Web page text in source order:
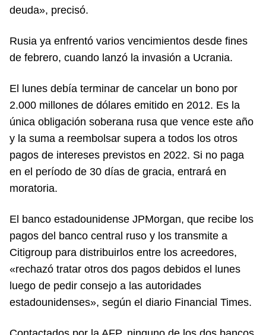
deuda», precisó.
Rusia ya enfrentó varios vencimientos desde fines
de febrero, cuando lanzó la invasión a Ucrania.
El lunes debía terminar de cancelar un bono por
2.000 millones de dólares emitido en 2012. Es la
única obligación soberana rusa que vence este año
y la suma a reembolsar supera a todos los otros
pagos de intereses previstos en 2022. Si no paga
en el período de 30 días de gracia, entrará en
moratoria.
El banco estadounidense JPMorgan, que recibe los
pagos del banco central ruso y los transmite a
Citigroup para distribuirlos entre los acreedores,
«rechazó tratar otros dos pagos debidos el lunes
luego de pedir consejo a las autoridades
estadounidenses», según el diario Financial Times.